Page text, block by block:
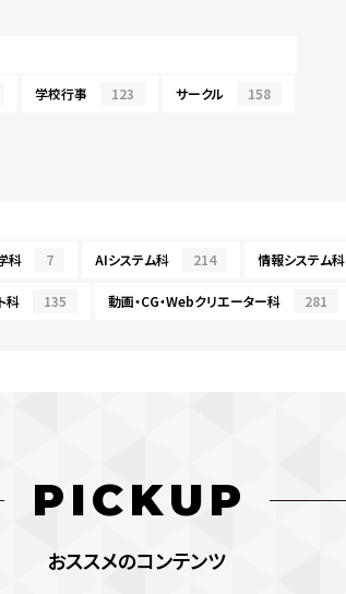
学校行事 123 サークル 158
科 7 AIシステム科 214 情報システム科
科 135 動画・CG・Webクリエーター科 281
PICKUP
おススメのコンテンツ